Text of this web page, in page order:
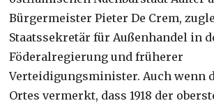
Bürgermeister Pieter De Crem,
Staatssekretär für Außenhandel in
Föderalregierung und früherer
Verteidigungsminister. Auch wenn
Ortes vermerkt, dass 1918 der